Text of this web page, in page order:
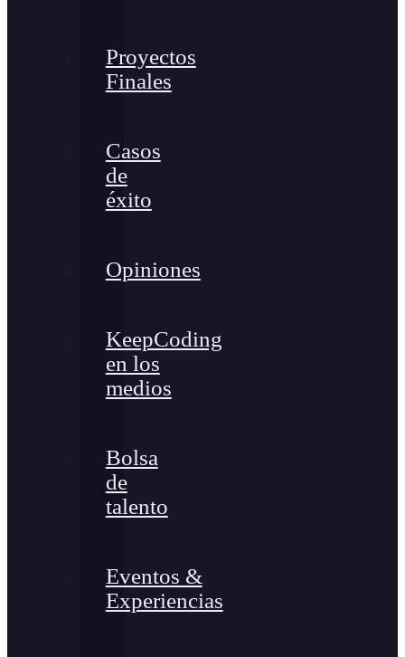
Proyectos
Finales
Casos
de
éxito
Opiniones
KeepCoding
en los
medios
Bolsa
de
talento
Eventos &
Experiencias